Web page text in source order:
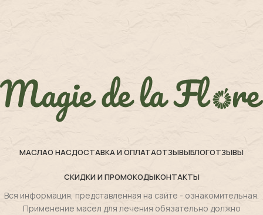
МАСЛАО НАСДОСТАВКА И ОПЛАТАОТЗЫВЫБЛОГОТЗЫВЫ
СКИДКИ И ПРОМОКОДЫКОНТАКТЫ
Вся информация, представленная на сайте - ознакомительная.
Применение масел для лечения обязательно должно